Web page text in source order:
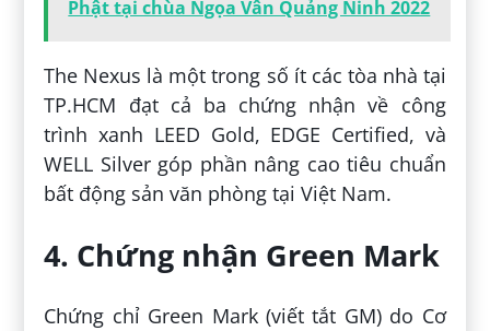
Phật tại chùa Ngọa Vân Quảng Ninh 2022
The Nexus là một trong số ít các tòa nhà tại
TP.HCM đạt cả ba chứng nhận về công
trình xanh LEED Gold, EDGE Certified, và
WELL Silver góp phần nâng cao tiêu chuẩn
bất động sản văn phòng tại Việt Nam.
4. Chứng nhận Green Mark
Chứng chỉ Green Mark (viết tắt GM) do Cơ